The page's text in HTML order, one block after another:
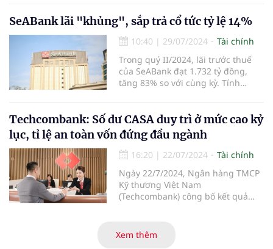
tăng 48,9% so với cùng kỳ. Các chỉ
tiêu hiệu quả và an toàn hoạt động
tiếp tục được nâng cao, khẳng
định hướng đi đúng của chiến
lược phát triển bền vững.
SeABank lãi "khủng", sắp trả cổ tức tỷ lệ 14%
10:40 | 29/07/2024
Tài chính
Trong quý II/2024, lãi trước thuế
của SeABank đạt 1.732 tỷ đồng,
tăng 83% so với cùng kỳ. Tính
61%. Ngoài ra, ngân hàng này
cũng chuẩn bị trả cổ tức cho cổ
đông tỷ lệ gần 14%.
Techcombank: Số dư CASA duy trì ở mức cao kỷ
lục, tỉ lệ an toàn vốn đứng đầu ngành
16:20 | 22/07/2024
Tài chính
Ngày 22/7/2024, Ngân hàng TMCP
Kỹ thương Việt Nam
(Techcombank) công bố kết quả
hạng mục kinh doanh cốt lõi, với
tổng thu nhập hoạt động và lợi
Xem thêm